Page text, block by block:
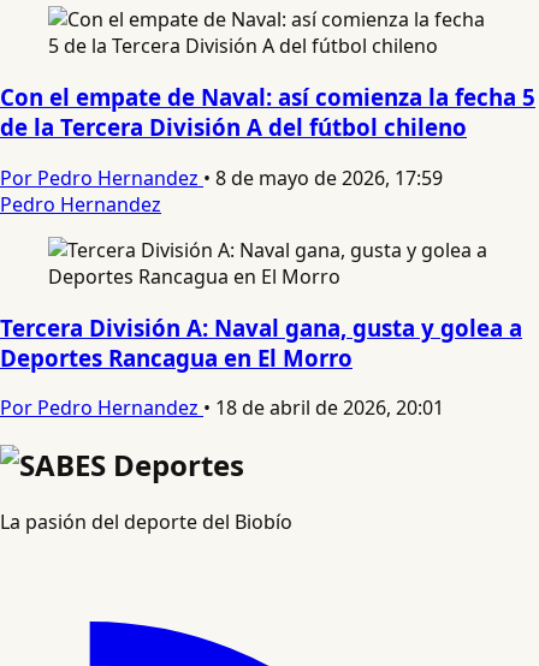
Con el empate de Naval: así comienza la fecha 5
de la Tercera División A del fútbol chileno
Por Pedro Hernandez • 8 de mayo de 2026, 17:59
Pedro Hernandez
Tercera División A: Naval gana, gusta y golea a
Deportes Rancagua en El Morro
Por Pedro Hernandez • 18 de abril de 2026, 20:01
La pasión del deporte del Biobío